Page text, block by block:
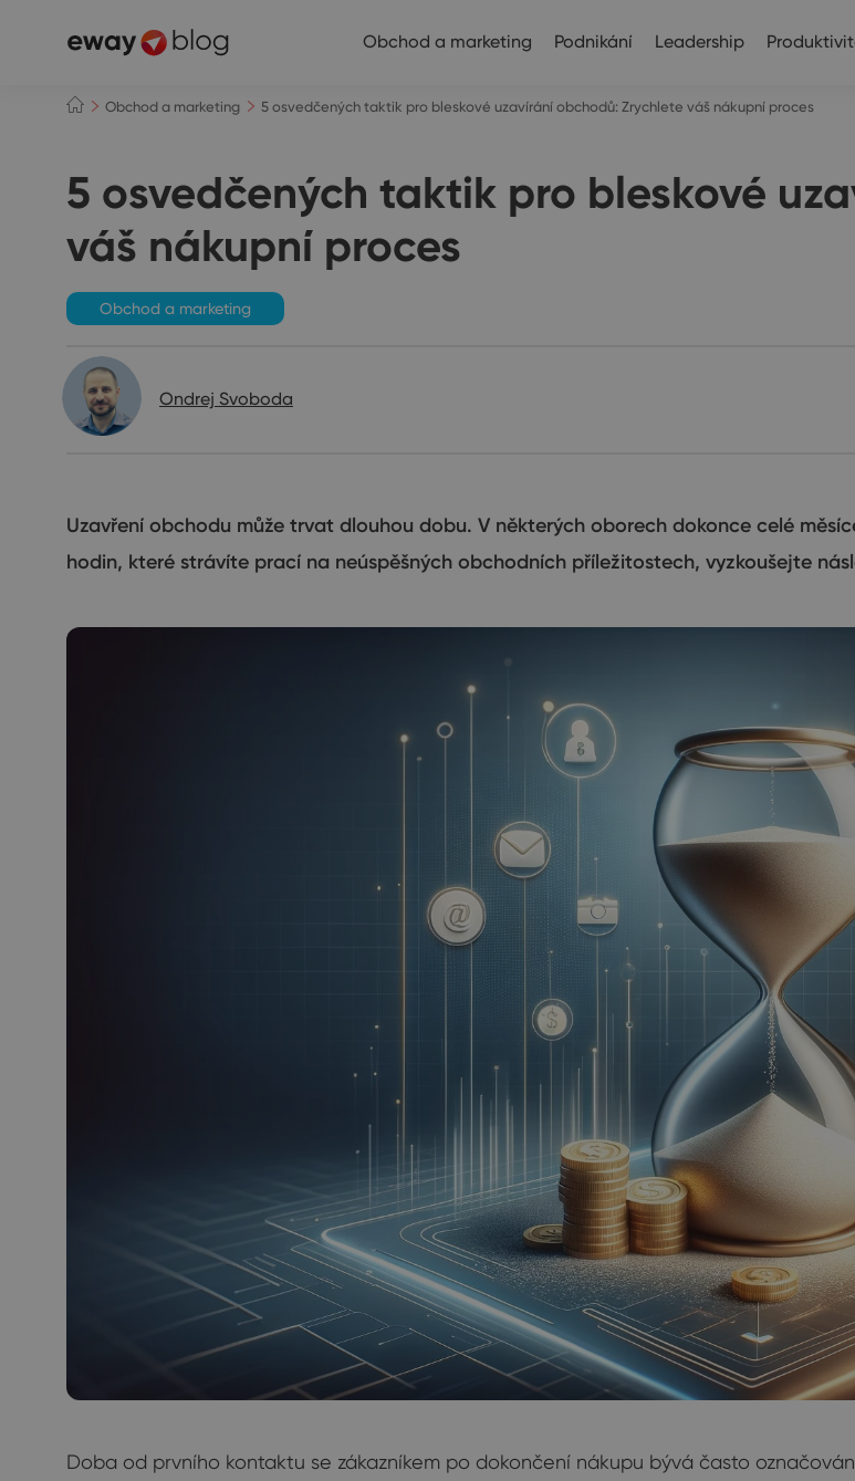
Obchod a marketing Podnikání Leadership
Obchod a marketing 5 osvedčených taktik pro bleskové uzavírání obchodů: Zrychlete váš nákupní proces
5 osvedčených taktik pro bleskové
váš nákupní proces
Obchod a marketing
Ondrej Svoboda
Uzavření obchodu může trvat dlouhou dobu. V některých oborech dokonce celé
hodin, které strávíte prací na neúspěšných obchodních příležitostech, vyzkoušejte
Doba od prvního kontaktu se zákazníkem po dokončení nákupu bývá často